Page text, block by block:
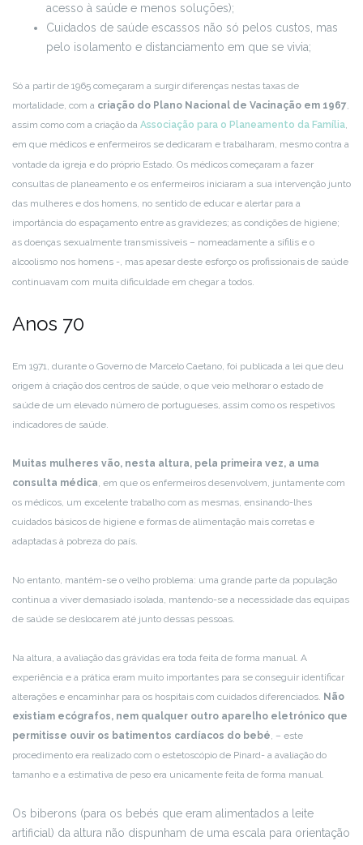
acesso à saúde e menos soluções);
Cuidados de saúde escassos não só pelos custos, mas
pelo isolamento e distanciamento em que se vivia;
Só a partir de 1965 começaram a surgir diferenças nestas taxas de
mortalidade, com a criação do Plano Nacional de Vacinação em 1967,
assim como com a criação da Associação para o Planeamento da Família,
em que médicos e enfermeiros se dedicaram e trabalharam, mesmo contra a
vontade da igreja e do próprio Estado. Os médicos começaram a fazer
consultas de planeamento e os enfermeiros iniciaram a sua intervenção junto
das mulheres e dos homens, no sentido de educar e alertar para a
importância do espaçamento entre as gravidezes; as condições de higiene;
as doenças sexualmente transmissíveis – nomeadamente a sífilis e o
alcoolismo nos homens -, mas apesar deste esforço os profissionais de saúde
continuavam com muita dificuldade em chegar a todos.
Anos 70
Em 1971, durante o Governo de Marcelo Caetano, foi publicada a lei que deu
origem à criação dos centros de saúde, o que veio melhorar o estado de
saúde de um elevado número de portugueses, assim como os respetivos
indicadores de saúde.
Muitas mulheres vão, nesta altura, pela primeira vez, a uma
consulta médica, em que os enfermeiros desenvolvem, juntamente com
os médicos, um excelente trabalho com as mesmas, ensinando-lhes
cuidados básicos de higiene e formas de alimentação mais corretas e
adaptadas à pobreza do país.
No entanto, mantém-se o velho problema: uma grande parte da população
continua a viver demasiado isolada, mantendo-se a necessidade das equipas
de saúde se deslocarem até junto dessas pessoas.
Na altura, a avaliação das grávidas era toda feita de forma manual. A
experiência e a prática eram muito importantes para se conseguir identificar
alterações e encaminhar para os hospitais com cuidados diferenciados. Não
existiam ecógrafos, nem qualquer outro aparelho eletrónico que
permitisse ouvir os batimentos cardíacos do bebé, – este
procedimento era realizado com o estetoscópio de Pinard- a avaliação do
tamanho e a estimativa de peso era unicamente feita de forma manual.
Os biberons (para os bebés que eram alimentados a leite
artificial) da altura não dispunham de uma escala para orientação